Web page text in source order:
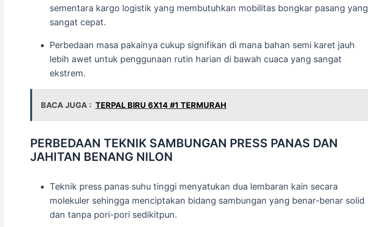
sementara kargo logistik yang membutuhkan mobilitas bongkar pasang yang
sangat cepat.
Perbedaan masa pakainya cukup signifikan di mana bahan semi karet jauh
lebih awet untuk penggunaan rutin harian di bawah cuaca yang sangat
ekstrem.
BACA JUGA : TERPAL BIRU 6X14 #1 TERMURAH
PERBEDAAN TEKNIK SAMBUNGAN PRESS PANAS DAN
JAHITAN BENANG NILON
Teknik press panas suhu tinggi menyatukan dua lembaran kain secara
molekuler sehingga menciptakan bidang sambungan yang benar-benar solid
dan tanpa pori-pori sedikitpun.